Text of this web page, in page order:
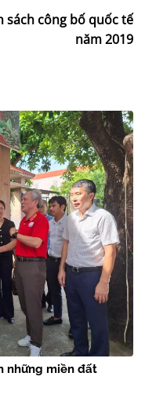
sách công bố quốc tế
năm 2019
những miền đất